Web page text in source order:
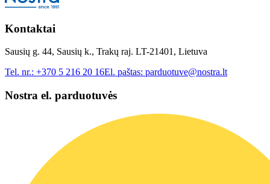
Kontaktai
Sausių g. 44, Sausių k., Trakų raj. LT-21401, Lietuva
Tel. nr.: +370 5 216 20 16El. paštas: parduotuve@nostra.lt
Nostra el. parduotuvės